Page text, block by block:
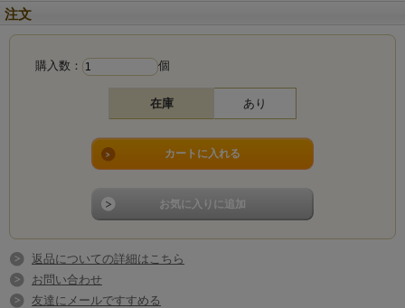
注文
購入数： 個
在庫 あり
返品についての詳細はこちら
お問い合わせ
友達にメールですすめる